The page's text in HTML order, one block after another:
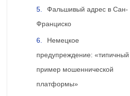
Фальшивый адрес в Сан-
Франциско
Немецкое
предупреждение: «типичный
пример мошеннической
платформы»